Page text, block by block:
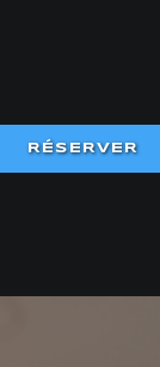
RÉSERVER